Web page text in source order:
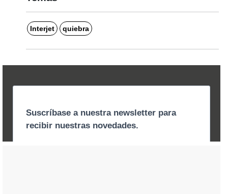
Interjet quiebra